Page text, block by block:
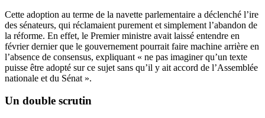
Cette adoption au terme de la navette parlementaire a déclenché l’ire
des sénateurs, qui réclamaient purement et simplement l’abandon de
la réforme. En effet, le Premier ministre avait laissé entendre en
février dernier que le gouvernement pourrait faire machine arrière en
l’absence de consensus, expliquant « ne pas imaginer qu’un texte
puisse être adopté sur ce sujet sans qu’il y ait accord de l’Assemblée
nationale et du Sénat ».
Un double scrutin